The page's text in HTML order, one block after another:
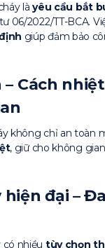
làyêu cầu bắt
06/2022/TT-BCA.
giúp đảm bảo
Cách
không chỉ an toàn
, giữ cho không
hiện đại –
nhiều tùy chọn